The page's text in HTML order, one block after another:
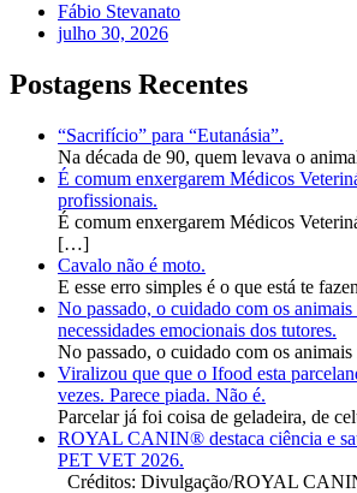
Fábio Stevanato
julho 30, 2026
Postagens Recentes
“Sacrifício” para “Eutanásia”.
Na década de 90, quem levava o
É comum enxergarem Médicos
profissionais.
É comum enxergarem Médicos
[…]
Cavalo não é moto.
E esse erro simples é o que está te
No passado, o cuidado com os
necessidades emocionais dos tutores.
No passado, o cuidado com os
Viralizou que que o Ifood esta
vezes. Parece piada. Não é.
Parcelar já foi coisa de geladeira, de
ROYAL CANIN® destaca ciência e
PET VET 2026.
Créditos: Divulgação/ROYAL